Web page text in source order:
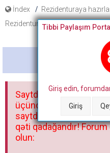
İndex
Rezidenturaya
Rezidentura suallarının
Tibbi Paylaşım
Giriş edin,
Giriş
Saytdakı materiallar
üçündür. Materialları
saytda və sosial
qəti qadağandır!
olun: